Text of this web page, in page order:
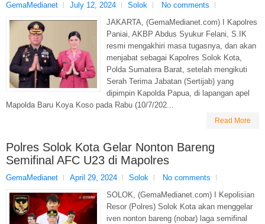
GemaMedianet July 12, 2024 Solok
No comments
JAKARTA, (GemaMedianet.com) I Kapolres
Paniai, AKBP Abdus Syukur Felani, S.IK
resmi mengakhiri masa tugasnya, dan akan
menjabat sebagai Kapolres Solok Kota,
Polda Sumatera Barat, setelah mengikuti
Serah Terima Jabatan (Sertijab) yang
dipimpin Kapolda Papua, di lapangan apel
Mapolda Baru Koya Koso pada Rabu (10/7/202...
Read More
Polres Solok Kota Gelar Nonton Bareng
Semifinal AFC U23 di Mapolres
GemaMedianet April 29, 2024 Solok
No comments
SOLOK, (GemaMedianet.com) I Kepolisian
Resor (Polres) Solok Kota akan menggelar
iven nonton bareng (nobar) laga semifinal